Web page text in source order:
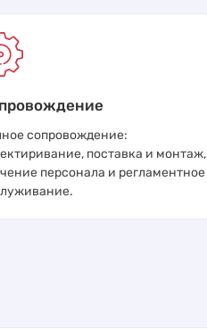
сопровождение:
поставка и монтаж,
персонала и регламентное